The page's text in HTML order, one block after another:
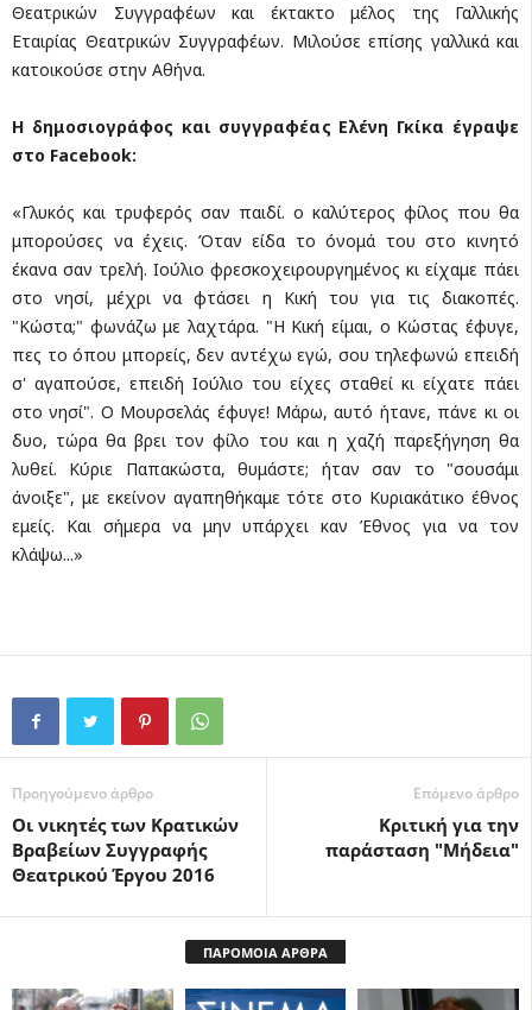
Θεατρικών Συγγραφέων και έκτακτο μέλος της Γαλλικής
Εταιρίας Θεατρικών Συγγραφέων. Μιλούσε επίσης γαλλικά και
κατοικούσε στην Αθήνα.
Η δημοσιογράφος και συγγραφέας Ελένη Γκίκα έγραψε
στο Facebook:
«Γλυκός και τρυφερός σαν παιδί. ο καλύτερος φίλος που θα
μπορούσες να έχεις. Όταν είδα το όνομά του στο κινητό
έκανα σαν τρελή. Ιούλιο φρεσκοχειρουργημένος κι είχαμε πάει
στο νησί, μέχρι να φτάσει η Κική του για τις διακοπές.
"Κώστα;" φωνάζω με λαχτάρα. "Η Κική είμαι, ο Κώστας έφυγε,
πες το όπου μπορείς, δεν αντέχω εγώ, σου τηλεφωνώ επειδή
σ' αγαπούσε, επειδή Ιούλιο του είχες σταθεί κι είχατε πάει
στο νησί". Ο Μουρσελάς έφυγε! Μάρω, αυτό ήτανε, πάνε κι οι
δυο, τώρα θα βρει τον φίλο του και η χαζή παρεξήγηση θα
λυθεί. Κύριε Παπακώστα, θυμάστε; ήταν σαν το "σουσάμι
άνοιξε", με εκείνον αγαπηθήκαμε τότε στο Κυριακάτικο έθνος
εμείς. Και σήμερα να μην υπάρχει καν Έθνος για να τον
κλάψω...»
Προηγούμενο άρθρο
Οι νικητές των Κρατικών
Βραβείων Συγγραφής
Θεατρικού Έργου 2016
Επόμενο άρθρο
Κριτική για την
παράσταση "Μήδεια"
ΠΑΡΟΜΟΙΑ ΑΡΘΡΑ